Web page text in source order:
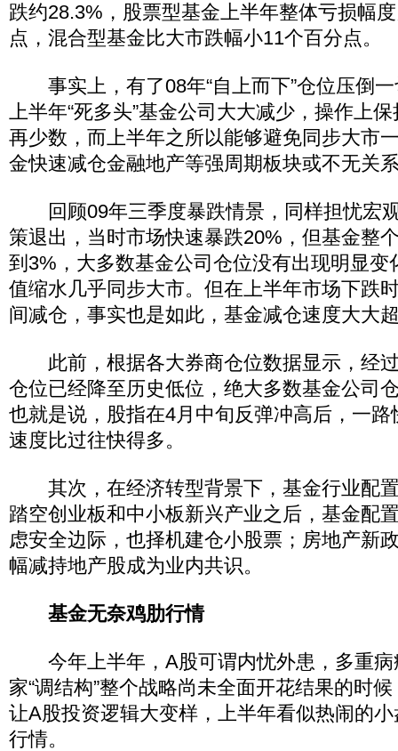
跌约28.3%，股票型基金上半年整体亏损幅
点，混合型基金比大市跌幅小11个百分点。
事实上，有了08年“自上而下”仓位压倒一
上半年“死多头”基金公司大大减少，操作上
再少数，而上半年之所以能够避免同步大市
金快速减仓金融地产等强周期板块或不无关
回顾09年三季度暴跌情景，同样担忧宏观
策退出，当时市场快速暴跌20%，但基金整
到3%，大多数基金公司仓位没有出现明显变
值缩水几乎同步大市。但在上半年市场下跌
间减仓，事实也是如此，基金减仓速度大大
此前，根据各大券商仓位数据显示，经
仓位已经降至历史低位，绝大多数基金公司
也就是说，股指在4月中旬反弹冲高后，一
速度比过往快得多。
其次，在经济转型背景下，基金行业配
踏空创业板和中小板新兴产业之后，基金配
虑安全边际，也择机建仓小股票；房地产新
幅减持地产股成为业内共识。
基金无奈鸡肋行情
今年上半年，A股可谓内忧外患，多重病
家“调结构”整个战略尚未全面开花结果的时
让A股投资逻辑大变样，上半年看似热闹的
行情。